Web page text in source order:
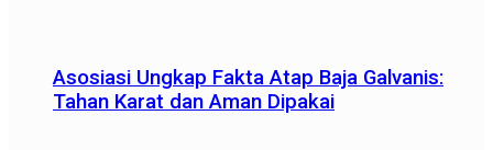
Asosiasi Ungkap Fakta Atap Baja Galvanis:
Tahan Karat dan Aman Dipakai